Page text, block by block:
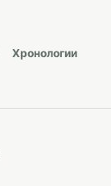
Хронологии